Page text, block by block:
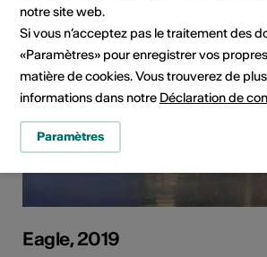
Eagle, 2019
notre site web.
Si vous n’acceptez pas le traitement des
«Paramètres» pour enregistrer vos
matière de cookies. Vous trouverez de
informations dans notre Déclaration de
Paramètres